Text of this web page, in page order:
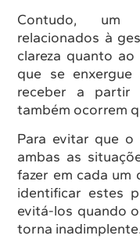
Contudo, um
relacionados à
clareza quanto
que se
receber a partir
também ocorrem
Para evitar que o
ambas as
fazer em cada um
identificar estes
evitá-los quando
torna inadimplente.